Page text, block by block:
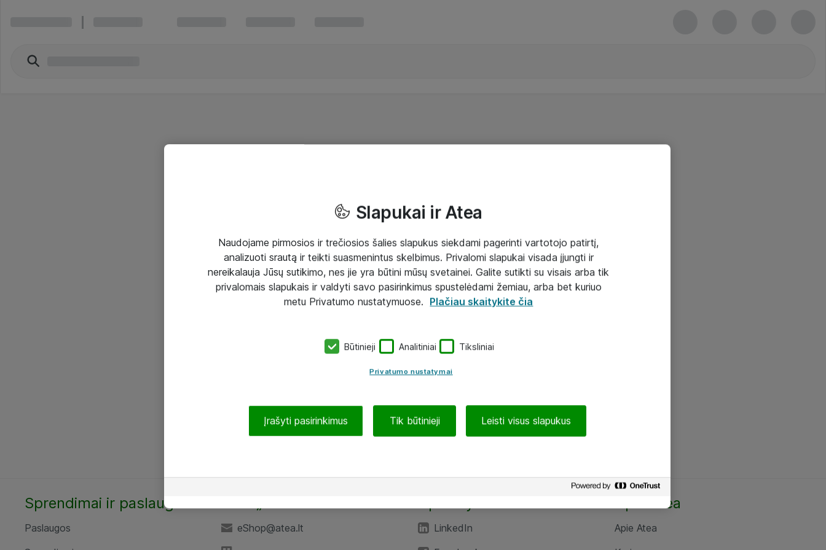
Sprendimai ir paslaugos
Paslaugos
eShop@atea.lt
LinkedIn
Apie Atea
Apie Atea
Slapukai ir Atea
Naudojame pirmosios ir trečiosios šalies slapukus siekdami pagerinti vartotojo patirtį,
analizuoti srautą ir teikti suasmenintus skelbimus. Privalomi slapukai visada įjungti ir
nereikalauja Jūsų sutikimo, nes jie yra būtini mūsų svetainei. Galite sutikti su visais arba tik
privalomais slapukais ir valdyti savo pasirinkimus spustelėdami žemiau, arba bet kuriuo
metu Privatumo nustatymuose. Plačiau skaitykite čia
Būtinieji Analitiniai Tiksliniai
Privatumo nustatymai
Įrašyti pasirinkimus Tik būtinieji Leisti visus slapukus